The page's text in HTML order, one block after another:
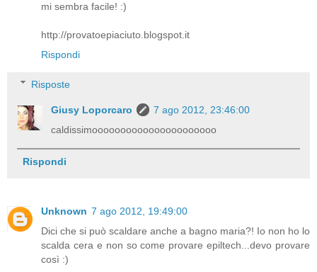
mi sembra facile! :)
http://provatoepiaciuto.blogspot.it
Rispondi
Risposte
Giusy Loporcaro
7 ago 2012, 23:46:00
caldissimoooooooooooooooooooooo
Rispondi
Unknown 7 ago 2012, 19:49:00
Dici che si può scaldare anche a bagno maria?! Io non ho lo
scalda cera e non so come provare epiltech...devo provare
così :)